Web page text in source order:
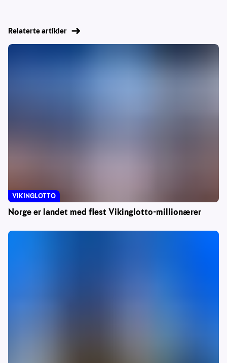
Relaterte artikler
Norge er landet med flest Vikinglotto-millionærer
VIKINGLOTTO